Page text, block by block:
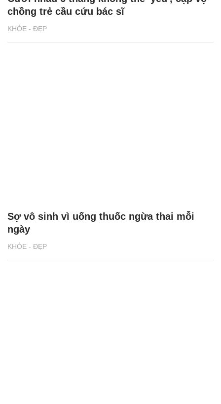
KHỎE - ĐẸP
chồng trẻ cầu cứu bác sĩ
KHỎE - ĐẸP
Sợ vô sinh vì uống thuốc ngừa thai mỗi
ngày